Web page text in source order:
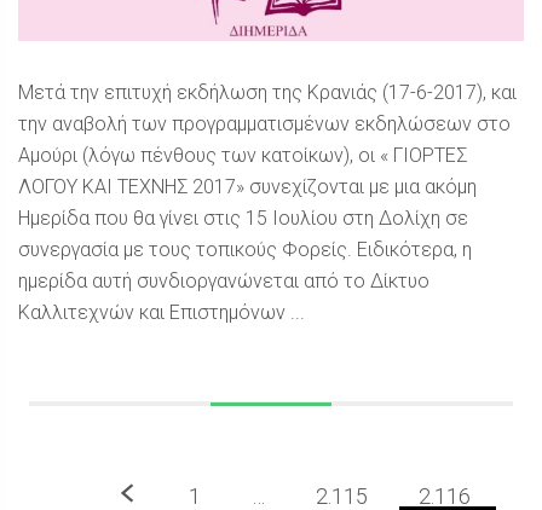
Μετά την επιτυχή εκδήλωση της Κρανιάς (17-6-2017), και
την αναβολή των προγραμματισμένων εκδηλώσεων στο
Αμούρι (λόγω πένθους των κατοίκων), οι « ΓΙΟΡΤΕΣ
ΛΟΓΟΥ ΚΑΙ ΤΕΧΝΗΣ 2017» συνεχίζονται με μια ακόμη
Ημερίδα που θα γίνει στις 15 Ιουλίου στη Δολίχη σε
συνεργασία με τους τοπικούς Φορείς. Ειδικότερα, η
ημερίδα αυτή συνδιοργανώνεται από το Δίκτυο
Καλλιτεχνών και Επιστημόνων ...
Προηγούμενο
1 2.115
2.116